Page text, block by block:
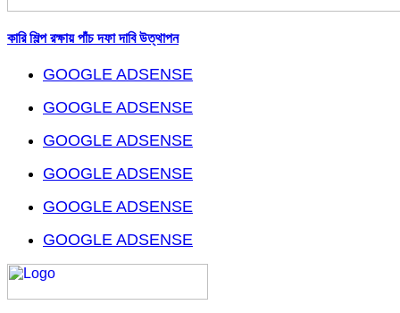
কারি শিল্প রক্ষায় পাঁচ দফা দাবি উত্থাপন
GOOGLE ADSENSE
GOOGLE ADSENSE
GOOGLE ADSENSE
GOOGLE ADSENSE
GOOGLE ADSENSE
GOOGLE ADSENSE